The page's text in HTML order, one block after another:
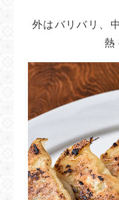
外はバリバリ、
熱